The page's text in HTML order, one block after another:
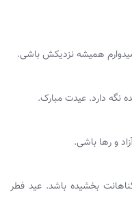
بخشیده باشد. عید فطر